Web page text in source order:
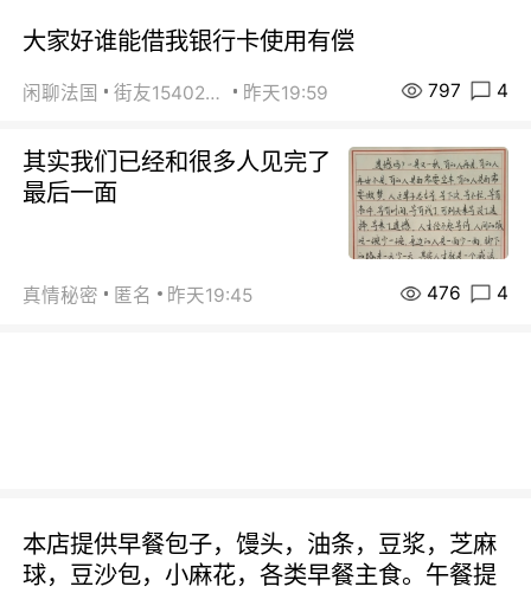
大家好谁能借我银行卡使用有偿
闲聊法国 街友15402223 昨天19:59 797 4
其实我们已经和很多人见完了
最后一面
真情秘密 匿名 昨天19:45 476 4
本店提供早餐包子，馒头，油条，豆浆，芝麻
球，豆沙包，小麻花，各类早餐主食。午餐提